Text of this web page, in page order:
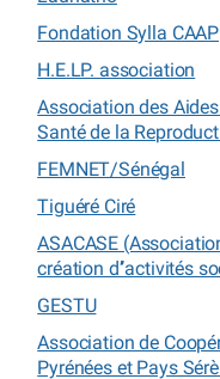
Fondation Sylla CAAP
H.E.LP. association
Association des
Santé de la
FEMNET/Sénégal
Tiguéré Ciré
ASACASE
création d’’activités
GESTU
Association de
Pyrénées et Pays